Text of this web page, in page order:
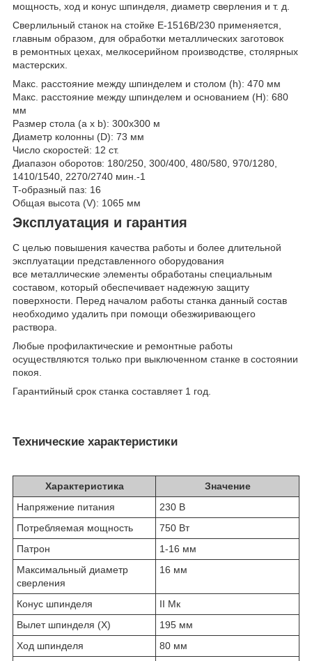
мощность, ход и конус шпинделя, диаметр сверления и т. д.
Сверлильный станок на стойке Е-1516В/230 применяется,
главным образом, для обработки металлических заготовок
в ремонтных цехах, мелкосерийном производстве, столярных
мастерских.
Макс. расстояние между шпинделем и столом (h): 470 мм
Макс. расстояние между шпинделем и основанием (H): 680
мм
Размер стола (a x b): 300x300 м
Диаметр колонны (D): 73 мм
Число скоростей: 12 ст.
Диапазон оборотов: 180/250, 300/400, 480/580, 970/1280,
1410/1540, 2270/2740 мин.-1
T-образный паз: 16
Общая высота (V): 1065 мм
Эксплуатация и гарантия
С целью повышения качества работы и более длительной
эксплуатации представленного оборудования
все металлические элементы обработаны специальным
составом, который обеспечивает надежную защиту
поверхности. Перед началом работы станка данный состав
необходимо удалить при помощи обезжиривающего
раствора.
Любые профилактические и ремонтные работы
осуществляются только при выключенном станке в состоянии
покоя.
Гарантийный срок станка составляет 1 год.
Технические характеристики
Характеристика
Значение
Напряжение питания
230 В
Потребляемая мощность
750 Вт
Патрон
1-16 мм
Максимальный диаметр
сверления
16 мм
Конус шпинделя
II Мк
Вылет шпинделя (X)
195 мм
Ход шпинделя
80 мм